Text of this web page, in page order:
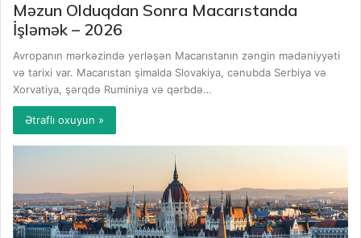
Məzun Olduqdan Sonra Macarıstanda
İşləmək – 2026
Avropanın mərkəzində yerləşən Macarıstanın zəngin mədəniyyəti
və tarixi var. Macarıstan şimalda Slovakiya, cənubda Serbiya və
Xorvatiya, şərqdə Ruminiya və qərbdə…
Ətraflı oxuyun »